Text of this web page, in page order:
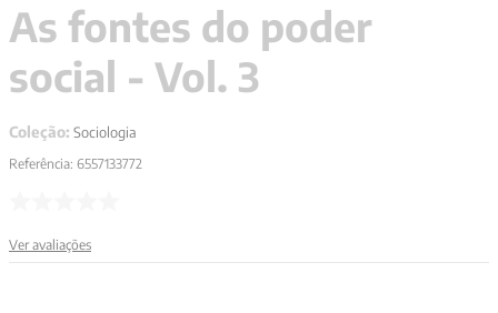
As fontes do poder
social - Vol. 3
Coleção: Sociologia
Referência: 6557133772
Ver avaliações
4º jung
5 º byung chul han
7